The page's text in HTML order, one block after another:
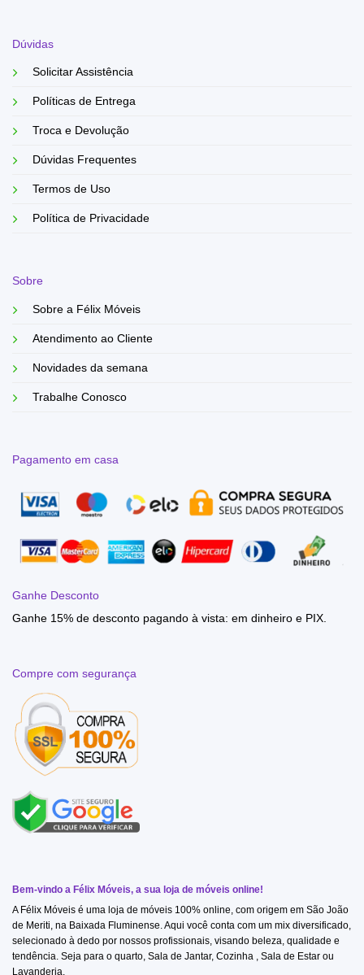
Dúvidas
Solicitar Assistência
Políticas de Entrega
Troca e Devolução
Dúvidas Frequentes
Termos de Uso
Política de Privacidade
Sobre
Sobre a Félix Móveis
Atendimento ao Cliente
Novidades da semana
Trabalhe Conosco
Pagamento em casa
Ganhe Desconto
Ganhe 15% de desconto pagando à vista: em dinheiro e PIX.
Compre com segurança
Bem-vindo a Félix Móveis, a sua loja de móveis online!
A Félix Móveis é uma loja de móveis 100% online, com origem em São João
de Meriti, na Baixada Fluminense. Aqui você conta com um mix diversificado,
selecionado à dedo por nossos profissionais, visando beleza, qualidade e
tendência. Seja para o quarto, Sala de Jantar, Cozinha , Sala de Estar ou
Lavanderia.